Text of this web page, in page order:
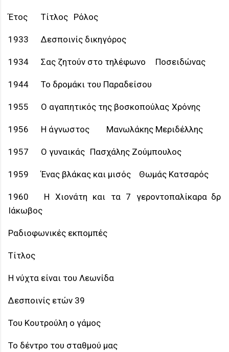
Έτος Τίτλος Ρόλος
1933 Δεσποινίς δικηγόρος
1934 Σας ζητούν στο τηλέφωνο Ποσειδώνας
1944 Το δρομάκι του Παραδείσου
1955 Ο αγαπητικός της βοσκοπούλας Χρόνης
1956 Η άγνωστος Μανωλάκης Μεριδέλλης
1957 Ο γυναικάς Πασχάλης Ζούμπουλος
1959 Ένας βλάκας και μισός Θωμάς Κατσαρός
1960 Η Χιονάτη και τα 7 γεροντοπαλίκαρα δρ
Ιάκωβος
Ραδιοφωνικές εκπομπές
Τίτλος
Η νύχτα είναι του Λεωνίδα
Δεσποινίς ετών 39
Του Κουτρούλη ο γάμος
Το δέντρο του σταθμού μας